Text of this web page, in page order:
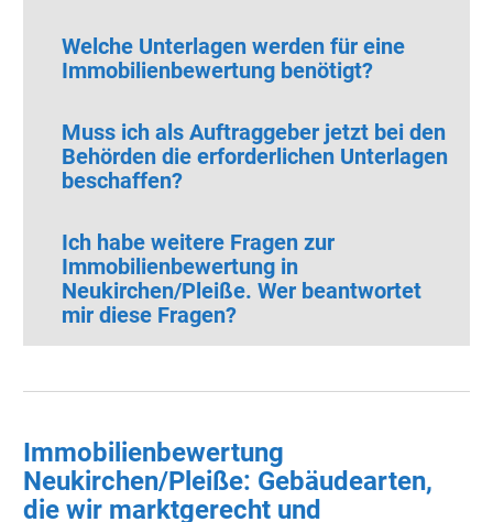
Welche Unterlagen werden für eine
Immobilienbewertung benötigt?
Muss ich als Auftraggeber jetzt bei den
Behörden die erforderlichen Unterlagen
beschaffen?
Ich habe weitere Fragen zur
Immobilienbewertung in
Neukirchen/Pleiße. Wer beantwortet
mir diese Fragen?
Immobilienbewertung
Neukirchen/Pleiße: Gebäudearten,
die wir marktgerecht und